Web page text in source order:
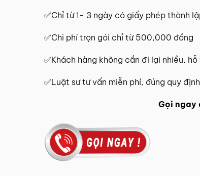
✅Chỉ từ 1- 3 ngày có giấy phép thành
✅Chi phí trọn gói chỉ từ 500,000 đồng
✅Khách hàng không cần đi lại nhiều,
✅Luật sư tư vấn miễn phí, đúng quy định
Gọi ngay